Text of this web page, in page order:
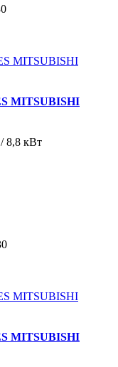
MITSUBISHI
8,8 кВт
MITSUBISHI